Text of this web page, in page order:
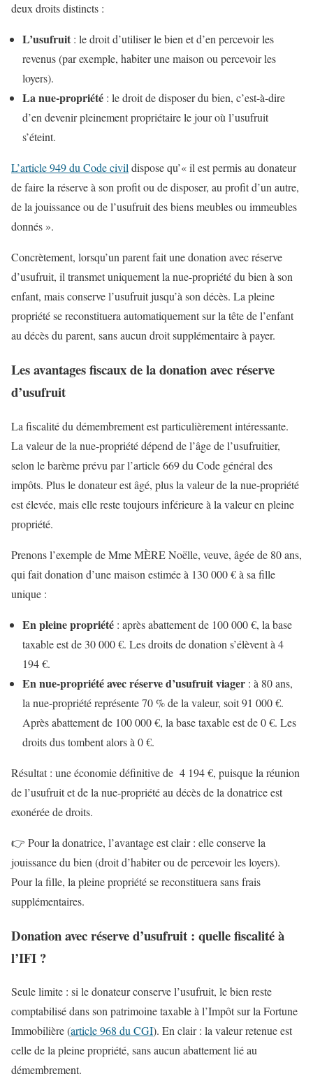
deux droits distincts :
L’usufruit : le droit d’utiliser le bien et d’en percevoir les
revenus (par exemple, habiter une maison ou percevoir les
loyers).
La nue-propriété : le droit de disposer du bien, c’est-à-dire
d’en devenir pleinement propriétaire le jour où l’usufruit
s’éteint.
L’article 949 du Code civildispose qu’« il est permis au donateur
de faire la réserve à son profit ou de disposer, au profit d’un autre,
de la jouissance ou de l’usufruit des biens meubles ou immeubles
donnés ».
Concrètement, lorsqu’un parent fait une donation avec réserve
d’usufruit, il transmet uniquement la nue-propriété du bien à son
enfant, mais conserve l’usufruit jusqu’à son décès. La pleine
propriété se reconstituera automatiquement sur la tête de l’enfant
au décès du parent, sans aucun droit supplémentaire à payer.
Les avantages fiscaux de la donation avec réserve
d’usufruit
La fiscalité du démembrement est particulièrement intéressante.
La valeur de la nue-propriété dépend de l’âge de l’usufruitier,
selon le barème prévu par l’article 669 du Code général des
impôts. Plus le donateur est âgé, plus la valeur de la nue-propriété
est élevée, mais elle reste toujours inférieure à la valeur en pleine
propriété.
Prenons l’exemple de Mme MÈRE Noëlle, veuve, âgée de 80 ans,
qui fait donation d’une maison estimée à 130 000 € à sa fille
unique :
En pleine propriété : après abattement de 100 000 €, la base
taxable est de 30 000 €. Les droits de donation s’élèvent à 4
194 €.
En nue-propriété avec réserve d’usufruit viager : à 80 ans,
la nue-propriété représente 70 % de la valeur, soit 91 000 €.
Après abattement de 100 000 €, la base taxable est de 0 €. Les
droits dus tombent alors à 0 €.
Résultat : une économie définitive de 4 194 €, puisque la réunion
de l’usufruit et de la nue-propriété au décès de la donatrice est
exonérée de droits.
👉 Pour la donatrice, l’avantage est clair : elle conserve la
jouissance du bien (droit d’habiter ou de percevoir les loyers).
Pour la fille, la pleine propriété se reconstituera sans frais
supplémentaires.
Donation avec réserve d’usufruit : quelle fiscalité à
l’IFI ?
Seule limite : si le donateur conserve l’usufruit, le bien reste
comptabilisé dans son patrimoine taxable à l’Impôt sur la Fortune
Immobilière (article 968 du CGI). En clair : la valeur retenue est
celle de la pleine propriété, sans aucun abattement lié au
démembrement.